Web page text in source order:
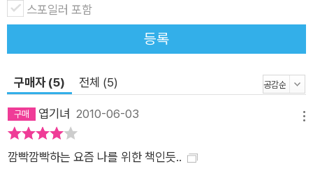
스포일러 포함
등록
구매자 (5) 전체 (5)
엽기녀 2010-06-03
깜빡깜빡하는 요즘 나를 위한 책인듯..